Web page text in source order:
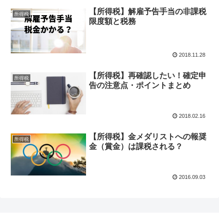
所得税
【所得税】解雇予告手当の非課税
限度額と税務
2018.11.28
所得税
【所得税】再確認したい！確定申
告の注意点・ポイントまとめ
2018.02.16
所得税
【所得税】金メダリストへの報奨
金（賞金）は課税される？
2016.09.03